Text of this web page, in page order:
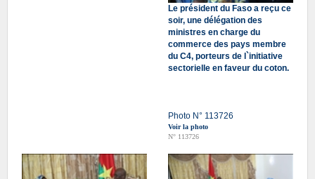
Le président du Faso a reçu ce
soir, une délégation des
ministres en charge du
commerce des pays membre
du C4, porteurs de l`initiative
sectorielle en faveur du coton.
Photo N° 113726
Voir la photo
N° 113726